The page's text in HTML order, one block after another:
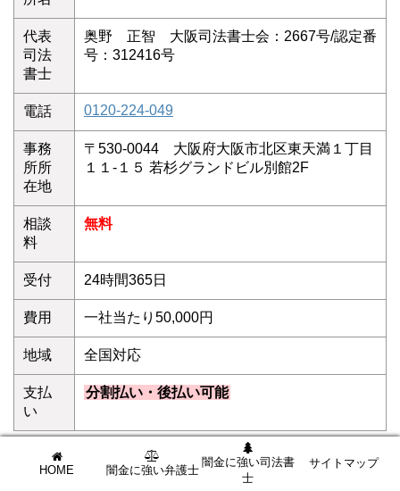
代表
司法
書士
奥野 正智 大阪司法書士会：2667号/認定番
号：312416号
電話 0120-224-049
事務
所所
在地
〒530-0044 大阪府大阪市北区東天満１丁目
１１-１５ 若杉グランドビル別館2F
相談
料
無料
受付 24時間365日
費用 一社当たり50,000円
地域 全国対応
支払
い
分割払い・後払い可能
ウイズユー司法書士事務所は、ヤミ金相手に戦い続け
HOME 闇金に強い弁護士
闇金に強い司法書
士
サイトマップ